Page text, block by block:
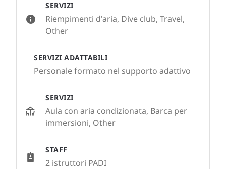
SERVIZI
Riempimenti d'aria, Dive club, Travel,
Other
SERVIZI ADATTABILI
Personale formato nel supporto adattivo
SERVIZI
Aula con aria condizionata, Barca per
immersioni, Other
STAFF
2 istruttori PADI